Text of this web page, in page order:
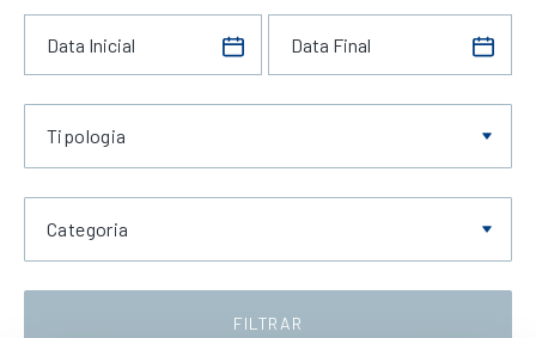
Tipologia
Categoria
FILTRAR